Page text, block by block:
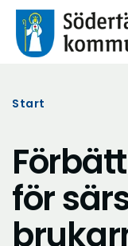
Start
för